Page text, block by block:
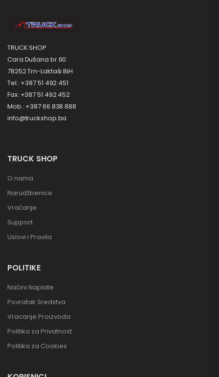
TRUCK SHOP
Cara Dušana br.60
78252 Trn-Laktaši BiH
Tel.: +387 51 492 451
Fax: +387 51 492 452
Mob.: +387 66 838 888
info@truckshop.ba
TRUCK SHOP
O nama
Narudžbenice
Vraćanje
Support
Uslovi i Pravila
POLITIKE
Načini Naplate
Povratak Sredstva
Vracanje Proizvoda
Politika za Privatnost
Politika za Cookies